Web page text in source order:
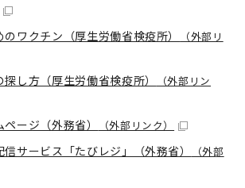
ワクチン（厚生労働省検疫所）
（外部リ
し方（厚生労働省検疫所）
（外部リン
ージ（外務省） （外部リンク）
サービス「たびレジ」（外務省）
（外部